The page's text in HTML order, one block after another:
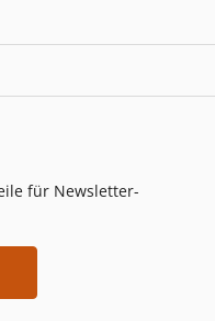
für Newsletter-